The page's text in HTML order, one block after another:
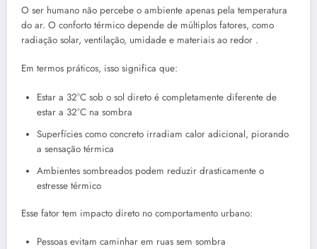
O ser humano não percebe o ambiente apenas pela temperatura
do ar. O conforto térmico depende de múltiplos fatores, como
radiação solar, ventilação, umidade e materiais ao redor .
Em termos práticos, isso significa que:
Estar a 32°C sob o sol direto é completamente diferente de
estar a 32°C na sombra
Superfícies como concreto irradiam calor adicional, piorando
a sensação térmica
Ambientes sombreados podem reduzir drasticamente o
estresse térmico
Esse fator tem impacto direto no comportamento urbano:
Pessoas evitam caminhar em ruas sem sombra